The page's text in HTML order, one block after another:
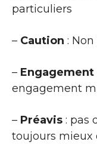
particuliers
– Caution :
– Engagement
engagement
– Préavis : pas
toujours mieux